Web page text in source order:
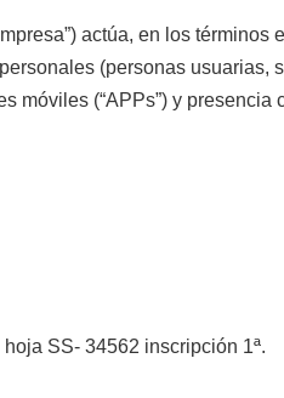
) actúa, en los términos
(personas
(“APPs”) y
SS- 34562 inscripción 1ª.